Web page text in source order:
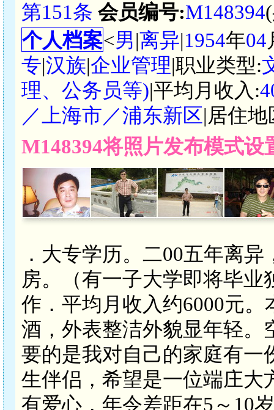
第151条 会员编号:M148394
个人档案<男|离异|1954年04
专|汉族|企业管理|职业类型:
理、公务员等)|平均月收入:
／上海市／浦东新区|居住地
M148394将照片发布模式
．大专学历。二00五年离
房。（有一子大学即将毕
作．平均月收入约6000元
酒，外表整洁外貌显年轻。
要的是我对自己的家庭有一
生伴侣，希望是一位端庄大
有爱心，年令差距在5～10